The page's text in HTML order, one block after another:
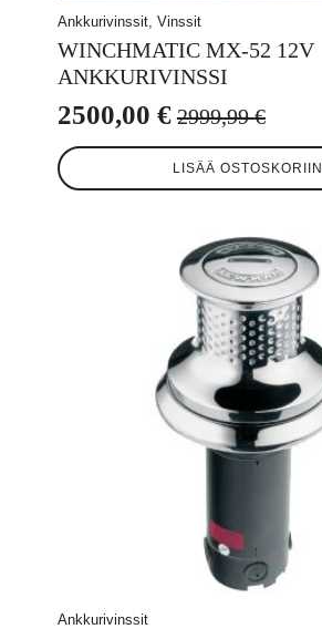
Ankkurivinssit, Vinssit
WINCHMATIC MX-52 12V
ANKKURIVINSSI
2999,99€
Alkuperäinen
hinta
oli:
2500,00 €
Nykyinen
hinta
on:
LISÄÄ OSTOSKORIIN
Ankkurivinssit